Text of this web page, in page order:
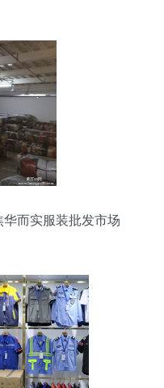
而实服装批发市场